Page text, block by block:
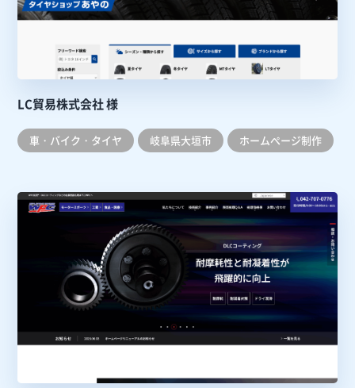
LC貿易株式会社 様
車・バイク・タイヤ 岐阜県大垣市 ホームぺージ制作